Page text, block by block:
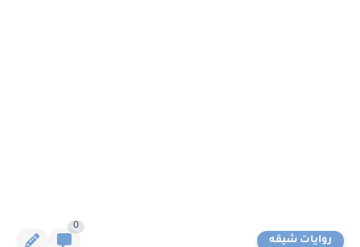
روايات شيقه
0